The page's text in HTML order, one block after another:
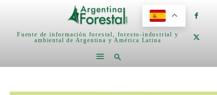
Fuente de información forestal, foresto-industrial y
ambiental de Argentina y América Latina